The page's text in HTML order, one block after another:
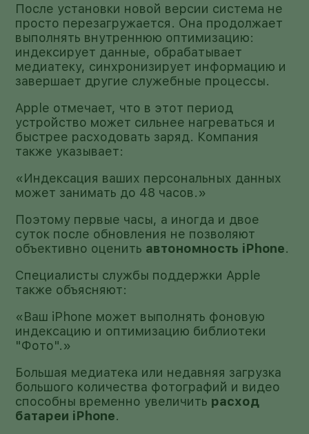
После установки новой версии система не
просто перезагружается. Она продолжает
выполнять внутреннюю оптимизацию:
индексирует данные, обрабатывает
медиатеку, синхронизирует информацию и
завершает другие служебные процессы.
Apple отмечает, что в этот период
устройство может сильнее нагреваться и
быстрее расходовать заряд. Компания
также указывает:
«Индексация ваших персональных данных
может занимать до 48 часов.»
Поэтому первые часы, а иногда и двое
суток после обновления не позволяют
объективно оценить автономность iPhone.
Специалисты службы поддержки Apple
также объясняют:
«Ваш iPhone может выполнять фоновую
индексацию и оптимизацию библиотеки
"Фото".»
Большая медиатека или недавняя загрузка
большого количества фотографий и видео
способны временно увеличить расход
батареи iPhone.